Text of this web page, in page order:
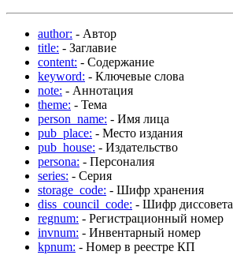
author: - Автор
title: - Заглавие
content: - Содержание
keyword: - Ключевые слова
note: - Аннотация
theme: - Тема
person_name: - Имя лица
pub_place: - Место издания
pub_house: - Издательство
persona: - Персоналия
series: - Серия
storage_code: - Шифр хранения
diss_council_code: - Шифр диссовета
regnum: - Регистрационный номер
invnum: - Инвентарный номер
kpnum: - Номер в реестре КП